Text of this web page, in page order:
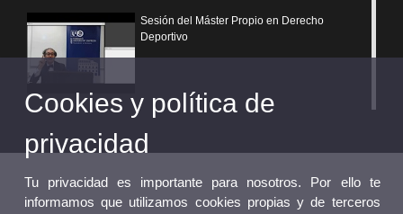
Sesión del Máster Propio en Derecho
Deportivo
¿Por qué elegir un postgrado propio de la
Universitat de València?
Cookies y política de
privacidad
Tu privacidad es importante para nosotros. Por ello te
informamos que utilizamos cookies propias y de terceros